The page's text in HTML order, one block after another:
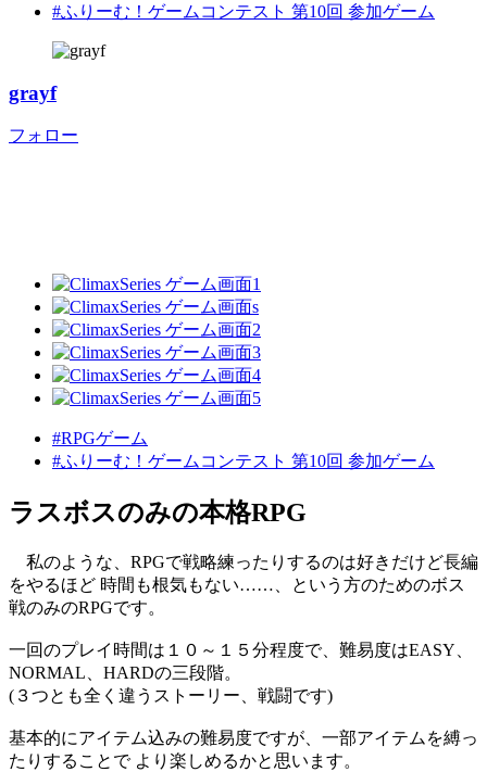
#ふりーむ！ゲームコンテスト 第10回 参加ゲーム
grayf
フォロー
#RPGゲーム
#ふりーむ！ゲームコンテスト 第10回 参加ゲーム
ラスボスのみの本格RPG
私のような、RPGで戦略練ったりするのは好きだけど長編
をやるほど 時間も根気もない……、という方のためのボス
戦のみのRPGです。
一回のプレイ時間は１０～１５分程度で、難易度はEASY、
NORMAL、HARDの三段階。
(３つとも全く違うストーリー、戦闘です)
基本的にアイテム込みの難易度ですが、一部アイテムを縛っ
たりすることで より楽しめるかと思います。